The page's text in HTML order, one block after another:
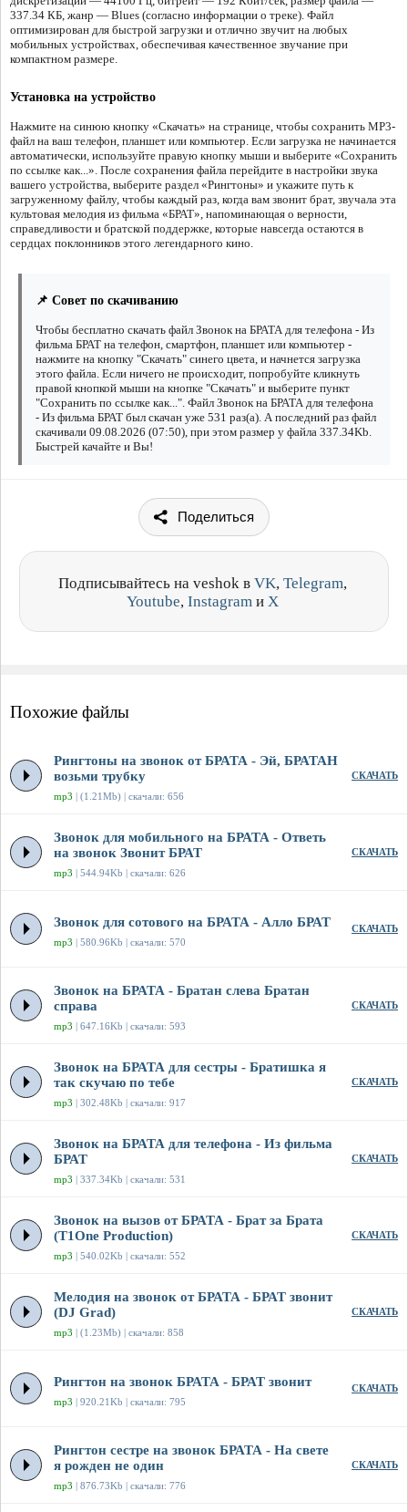
337.34 КБ, жанр — Blues (согласно информации о треке). Файл
оптимизирован для быстрой загрузки и отлично звучит на любых
мобильных устройствах, обеспечивая качественное звучание при
компактном размере.
Установка на устройство
Нажмите на синюю кнопку «Скачать» на странице, чтобы сохранить MP3-
файл на ваш телефон, планшет или компьютер. Если загрузка не начинается
автоматически, используйте правую кнопку мыши и выберите «Сохранить
по ссылке как...». После сохранения файла перейдите в настройки звука
вашего устройства, выберите раздел «Рингтоны» и укажите путь к
загруженному файлу, чтобы каждый раз, когда вам звонит брат, звучала эта
культовая мелодия из фильма «БРАТ», напоминающая о верности,
справедливости и братской поддержке, которые навсегда остаются в
сердцах поклонников этого легендарного кино.
📌 Совет по скачиванию
Чтобы бесплатно скачать файл Звонок на БРАТА для телефона - Из
фильма БРАТ на телефон, смартфон, планшет или компьютер -
нажмите на кнопку "Скачать" синего цвета, и начнется загрузка
этого файла. Если ничего не происходит, попробуйте кликнуть
правой кнопкой мыши на кнопке "Скачать" и выберите пункт
"Сохранить по ссылке как...". Файл Звонок на БРАТА для телефона
- Из фильма БРАТ был скачан уже 531 раз(а). А последний раз файл
скачивали 09.08.2026 (07:50), при этом размер у файла 337.34Kb.
Быстрей качайте и Вы!
Поделиться
Подписывайтесь на veshok в VK, Telegram,
Youtube, Instagram и X
Похожие файлы
Рингтоны на звонок от БРАТА - Эй, БРАТАН
возьми трубку
mp3 | (1.21Mb) | скачали: 656
СКАЧАТЬ
Звонок для мобильного на БРАТА - Ответь
на звонок Звонит БРАТ
mp3 | 544.94Kb | скачали: 626
СКАЧАТЬ
Звонок для сотового на БРАТА - Алло БРАТ
mp3 | 580.96Kb | скачали: 570
СКАЧАТЬ
Звонок на БРАТА - Братан слева Братан
справа
mp3 | 647.16Kb | скачали: 593
СКАЧАТЬ
Звонок на БРАТА для сестры - Братишка я
так скучаю по тебе
mp3 | 302.48Kb | скачали: 917
СКАЧАТЬ
Звонок на БРАТА для телефона - Из фильма
БРАТ
mp3 | 337.34Kb | скачали: 531
СКАЧАТЬ
Звонок на вызов от БРАТА - Брат за Брата
(T1One Production)
mp3 | 540.02Kb | скачали: 552
СКАЧАТЬ
Мелодия на звонок от БРАТА - БРАТ звонит
(DJ Grad)
mp3 | (1.23Mb) | скачали: 858
СКАЧАТЬ
Рингтон на звонок БРАТА - БРАТ звонит
mp3 | 920.21Kb | скачали: 795
СКАЧАТЬ
Рингтон сестре на звонок БРАТА - На свете
я рожден не один
mp3 | 876.73Kb | скачали: 776
СКАЧАТЬ